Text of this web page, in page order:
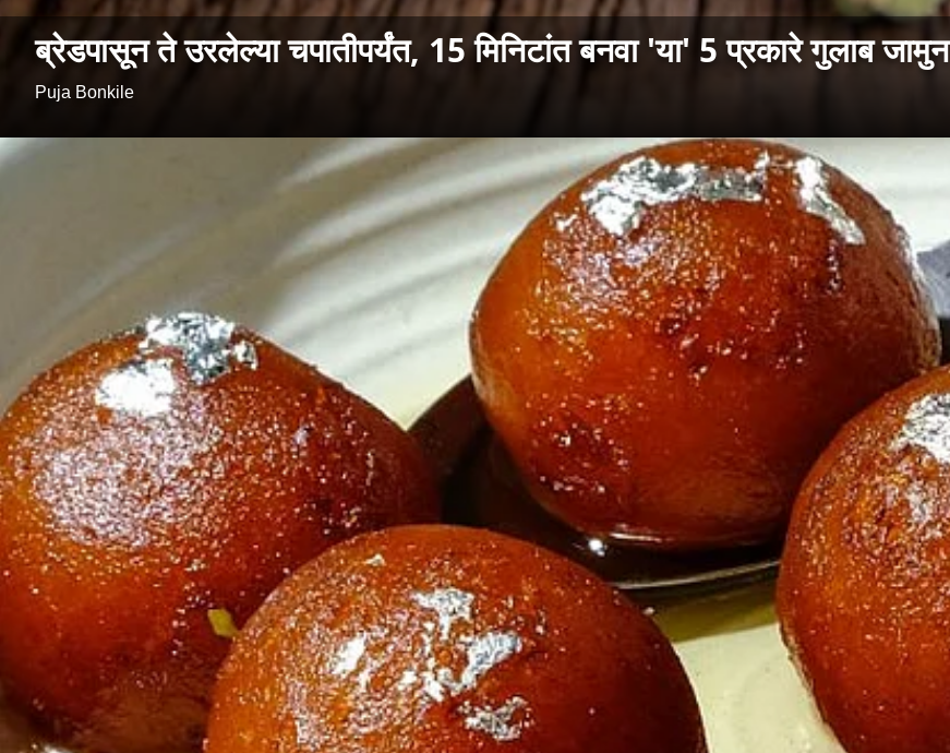
ब्रेडपासून ते उरलेल्या चपातीपर्यंत, 15 मिनिटांत बनवा 'या' 5 प्रकारे गुलाब जामुन
Puja Bonkile